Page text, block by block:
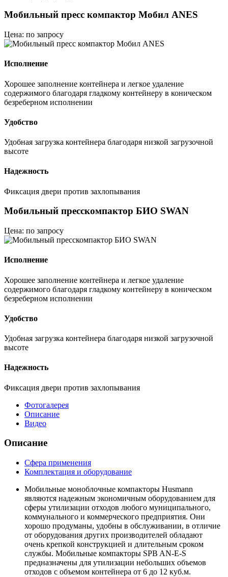
Мобильный пресс компактор Мобил ANES
Цена: по запросу
Исполнение
Хорошее заполнение контейнера и легкое удаление
содержимого благодаря гладкому контейнеру в коническом
безреберном исполнении
Удобство
Удобная загрузка контейнера благодаря низкой загрузочной
высоте
Надежность
Фиксация двери против захлопывания
Мобильный пресскомпактор БИО SWAN
Цена: по запросу
Исполнение
Хорошее заполнение контейнера и легкое удаление
содержимого благодаря гладкому контейнеру в коническом
безреберном исполнении
Удобство
Удобная загрузка контейнера благодаря низкой загрузочной
высоте
Надежность
Фиксация двери против захлопывания
Фотогалерея
Описание
Видео
Описание
Сфера применения
Комплектация и оборудование
Мобильные моноблочные компакторы Husmann
являются надежным экономичным оборудованием для
сферы утилизации отходов любого муниципального,
коммунального и коммерческого предприятия. Они
хорошо продуманы, удобны в обслуживании, в отличие
от оборудования других производителей обладают
очень крепкой конструкцией и длительным сроком
службы. Мобильные компакторы SPB AN-E-S
предназначены для утилизации небольших объемов
отходов с объемом контейнера от 6 до 12 куб.м.